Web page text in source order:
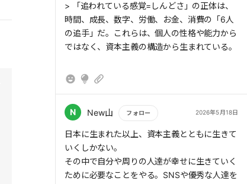
ことは、前向きな姿勢とは言えず、あるべき姿
とは言えないように思います。組織のトップや
管理する者の姿勢やあるべき姿についての、著
者の考えや視点をうかがいたい。
もっと読む
> 「追われている感覚=しんどさ」の正体は、
時間、成長、数字、労働、お金、消費の「6人
の追手」だ。これらは、個人の性格や能力から
ではなく、資本主義の構造から生まれている。
N New山 フォロー 2026年5月18日
もっと読む
日本に生まれた以上、資本主義とともに生きて
いくしかない。
その中で自分や周りの人達が幸せに生きていく
ために必要なことをやる。SNSや優秀な人達を